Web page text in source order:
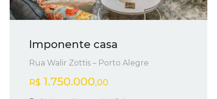
Imponente casa
Rua Walir Zottis – Porto Alegre​
R$ 1.750.000,00